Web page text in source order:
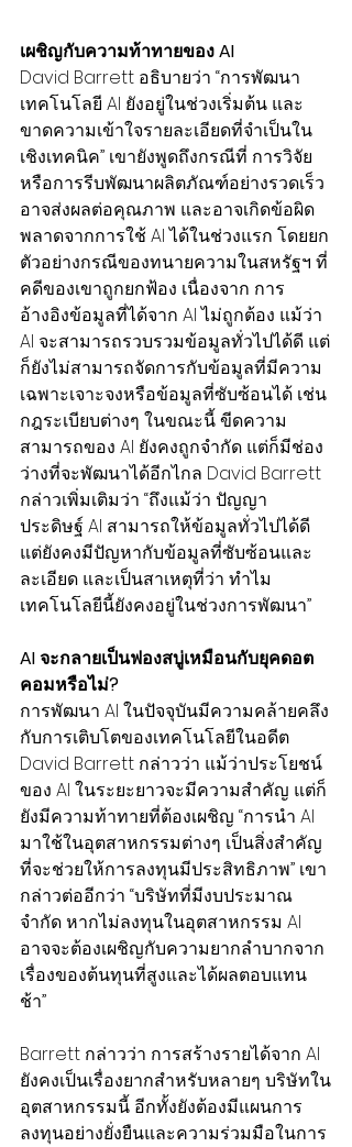
เผชิญกับความท้าทายของ AI
David Barrett อธิบายว่า “การพัฒนา
เทคโนโลยี AI ยังอยู่ในช่วงเริ่มต้น และ
ขาดความเข้าใจรายละเอียดที่จำเป็นใน
เชิงเทคนิค” เขายังพูดถึงกรณีที่ การวิจัย
หรือการรีบพัฒนาผลิตภัณฑ์อย่างรวดเร็ว
อาจส่งผลต่อคุณภาพ และอาจเกิดข้อผิด
พลาดจากการใช้ AI ได้ในช่วงแรก โดยยก
ตัวอย่างกรณีของทนายความในสหรัฐฯ ที่
คดีของเขาถูกยกฟ้อง เนื่องจาก การ
อ้างอิงข้อมูลที่ได้จาก AI ไม่ถูกต้อง แม้ว่า
AI จะสามารถรวบรวมข้อมูลทั่วไปได้ดี แต่
ก็ยังไม่สามารถจัดการกับข้อมูลที่มีความ
เฉพาะเจาะจงหรือข้อมูลที่ซับซ้อนได้ เช่น
กฎระเบียบต่างๆ ในขณะนี้ ขีดความ
สามารถของ AI ยังคงถูกจำกัด แต่ก็มีช่อง
ว่างที่จะพัฒนาได้อีกไกล David Barrett
กล่าวเพิ่มเติมว่า “ถึงแม้ว่า ปัญญา
ประดิษฐ์ AI สามารถให้ข้อมูลทั่วไปได้ดี
แต่ยังคงมีปัญหากับข้อมูลที่ซับซ้อนและ
ละเอียด และเป็นสาเหตุที่ว่า ทำไม
เทคโนโลยีนี้ยังคงอยู่ในช่วงการพัฒนา”
AI จะกลายเป็นฟองสบู่เหมือนกับยุคดอต
คอมหรือไม่?
การพัฒนา AI ในปัจจุบันมีความคล้ายคลึง
กับการเติบโตของเทคโนโลยีในอดีต
David Barrett กล่าวว่า แม้ว่าประโยชน์
ของ AI ในระยะยาวจะมีความสำคัญ แต่ก็
ยังมีความท้าทายที่ต้องเผชิญ “การนำ AI
มาใช้ในอุตสาหกรรมต่างๆ เป็นสิ่งสำคัญ
ที่จะช่วยให้การลงทุนมีประสิทธิภาพ” เขา
กล่าวต่ออีกว่า “บริษัทที่มีงบประมาณ
จำกัด หากไม่ลงทุนในอุตสาหกรรม AI
อาจจะต้องเผชิญกับความยากลำบากจาก
เรื่องของต้นทุนที่สูงและได้ผลตอบแทน
ช้า”
Barrett กล่าวว่า การสร้างรายได้จาก AI
ยังคงเป็นเรื่องยากสำหรับหลายๆ บริษัทใน
อุตสาหกรรมนี้ อีกทั้งยังต้องมีแผนการ
ลงทุนอย่างยั่งยืนและความร่วมมือในการ